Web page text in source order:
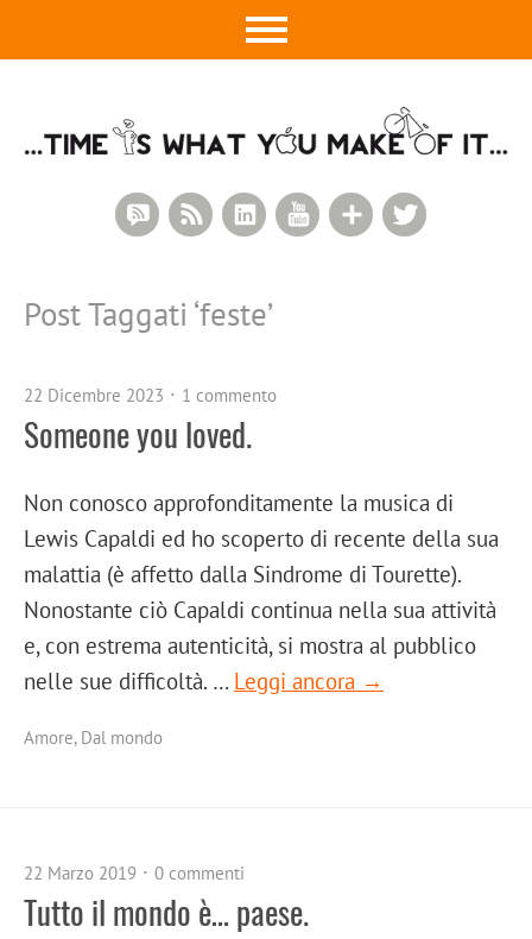
Google+
YouTube
LinkedIn
RSS Feed
RSS Comments
Post Taggati ‘feste’
22 Dicembre 2023 1 commento
Someone you loved.
Non conosco approfonditamente la musica di
Lewis Capaldi ed ho scoperto di recente della sua
malattia (è affetto dalla Sindrome di Tourette).
Nonostante ciò Capaldi continua nella sua attività
e, con estrema autenticità, si mostra al pubblico
nelle sue difficoltà. … Leggi ancora →
Amore, Dal mondo
22 Marzo 2019 0 commenti
Tutto il mondo è… paese.